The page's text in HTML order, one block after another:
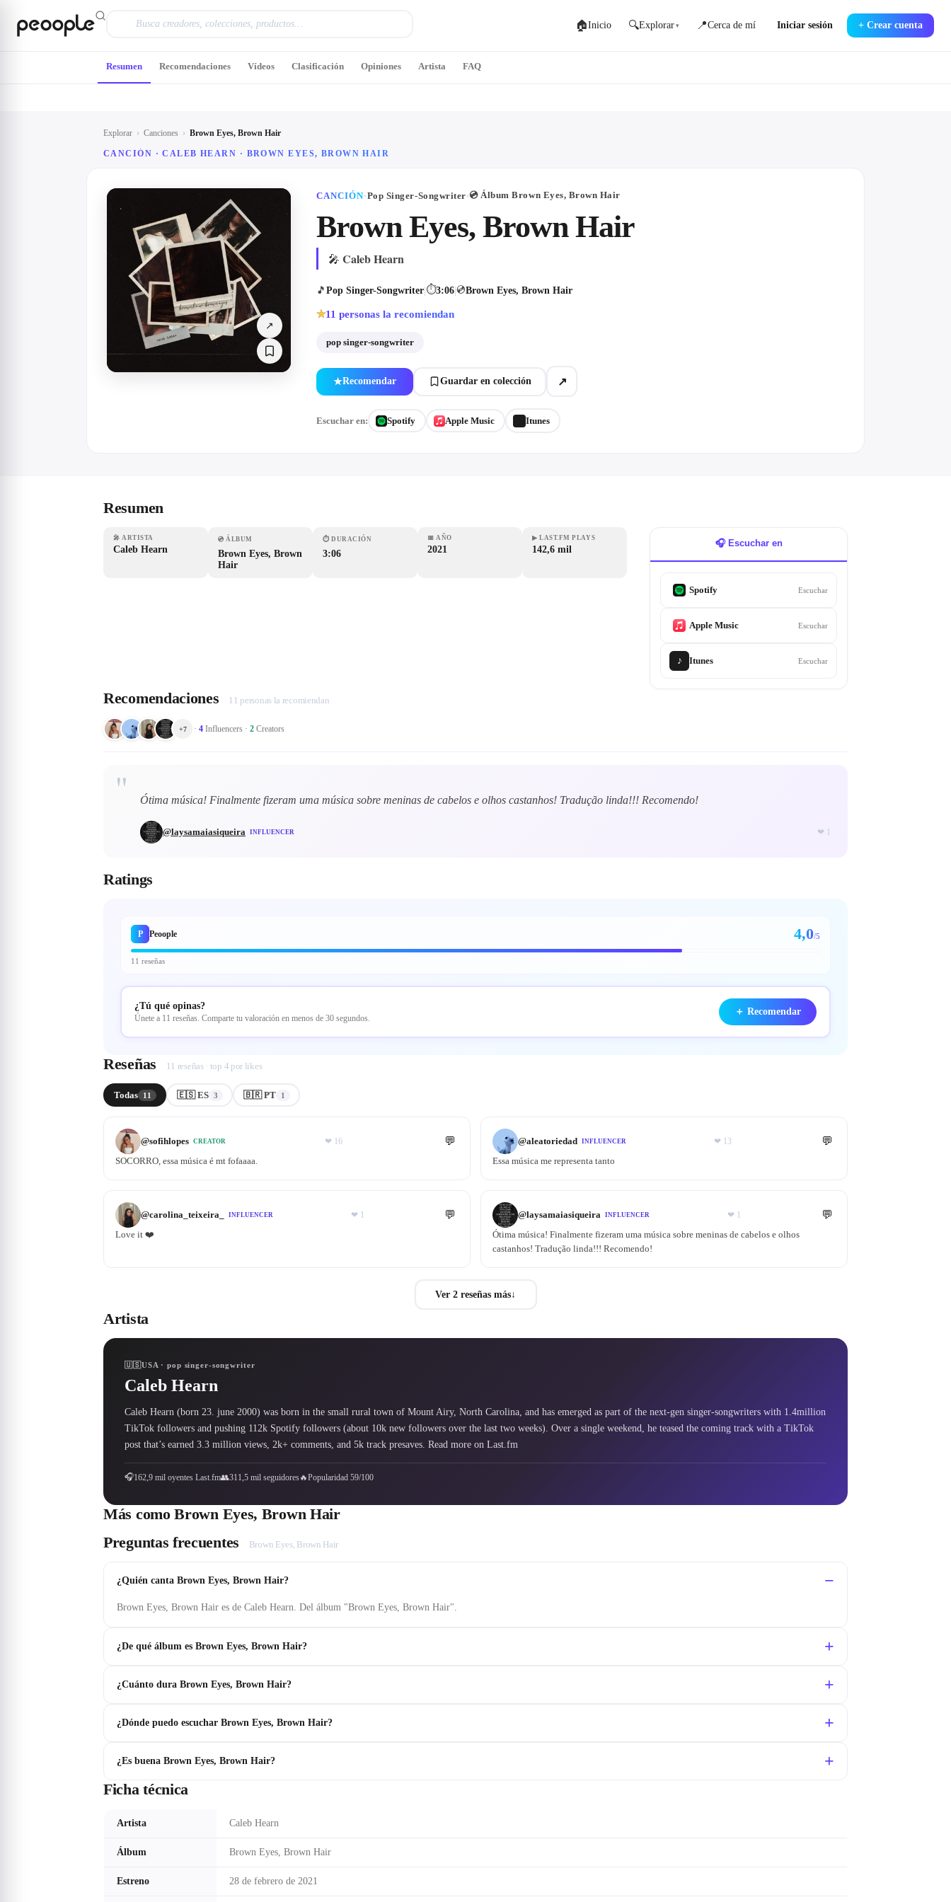
🏠Inicio 🔍Explorar ▾ 📍Cerca de mí Iniciar sesión + Crear cuenta
Explorar › Canciones › Brown Eyes, Brown Hair
CANCIÓN · CALEB HEARN · BROWN EYES, BROWN HAIR
↗
CANCIÓN·Pop Singer-Songwriter·💿 ÁlbumBrown Eyes, Brown Hair
Brown Eyes, Brown Hair
🎤 Caleb Hearn
🎵 Pop Singer-Songwriter ⏱3:06 💿Brown Eyes, Brown Hair
★11 personas la recomiendan
pop singer-songwriter
★Recomendar Guardar en colección ↗
Escuchar en: Spotify Apple Music Itunes
Resumen Recomendaciones Vídeos Clasificación Opiniones Artista FAQ
Resumen
🎤 ARTISTA
Caleb Hearn
💿 ÁLBUM
Brown Eyes, Brown
Hair
⏱ DURACIÓN
3:06
📅 AÑO
2021
▶ LAST.FM PLAYS
142,6 mil
🎧 Escuchar en
Spotify Escuchar
Apple Music Escuchar
♪ Itunes Escuchar
Recomendaciones 11 personas la recomiendan
+7 · 4 Influencers · 2 Creators
" Ótima música! Finalmente fizeram uma música sobre meninas de cabelos e olhos castanhos! Tradução linda!!! Recomendo!
@laysamaiasiqueira INFLUENCER ❤ 1
Ratings
P Peoople 4,0/5
11 reseñas
¿Tú qué opinas?
Únete a 11 reseñas. Comparte tu valoración en menos de 30 segundos.
＋ Recomendar
Reseñas 11 reseñas · top 4 por likes
Todas 11 🇪🇸 ES 3 🇧🇷 PT 1
@sofihlopes CREATOR ❤ 16 💬
SOCORRO, essa música é mt fofaaaa.
@aleatoriedad INFLUENCER ❤ 13 💬
Essa música me representa tanto
@carolina_teixeira_ INFLUENCER ❤ 1 💬
Love it ❤️
@laysamaiasiqueira INFLUENCER ❤ 1 💬
Ótima música! Finalmente fizeram uma música sobre meninas de cabelos e olhos
castanhos! Tradução linda!!! Recomendo!
Ver 2 reseñas más↓
Artista
🇺🇸USA · pop singer-songwriter
Caleb Hearn
Caleb Hearn (born 23. june 2000) was born in the small rural town of Mount Airy, North Carolina, and has emerged as part of the next-gen singer-songwriters with 1.4million
TikTok followers and pushing 112k Spotify followers (about 10k new followers over the last two weeks). Over a single weekend, he teased the coming track with a TikTok
post that’s earned 3.3 million views, 2k+ comments, and 5k track presaves. Read more on Last.fm
🎧162,9 mil oyentes Last.fm👥311,5 mil seguidores🔥Popularidad 59/100
Más comoBrown Eyes, Brown Hair
Preguntas frecuentes
Brown Eyes, Brown Hair
¿Quién canta Brown Eyes, Brown Hair?
Brown Eyes, Brown Hair es de Caleb Hearn. Del álbum "Brown Eyes, Brown Hair".
¿De qué álbum es Brown Eyes, Brown Hair?
¿Cuánto dura Brown Eyes, Brown Hair?
¿Dónde puedo escuchar Brown Eyes, Brown Hair?
¿Es buena Brown Eyes, Brown Hair?
Ficha técnica
Artista Caleb Hearn
Álbum Brown Eyes, Brown Hair
Estreno 28 de febrero de 2021